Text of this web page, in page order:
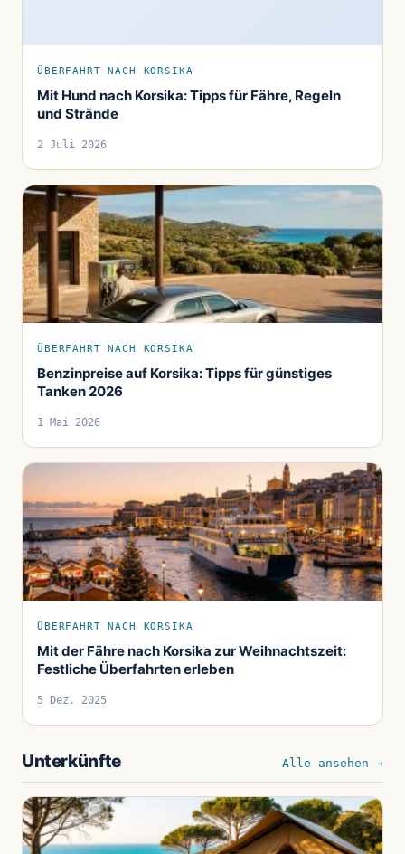
ÜBERFAHRT NACH KORSIKA
Mit Hund nach Korsika: Tipps für Fähre, Regeln
und Strände
2 Juli 2026
ÜBERFAHRT NACH KORSIKA
Benzinpreise auf Korsika: Tipps für günstiges
Tanken 2026
1 Mai 2026
ÜBERFAHRT NACH KORSIKA
Mit der Fähre nach Korsika zur Weihnachtszeit:
Festliche Überfahrten erleben
5 Dez. 2025
Unterkünfte Alle ansehen →